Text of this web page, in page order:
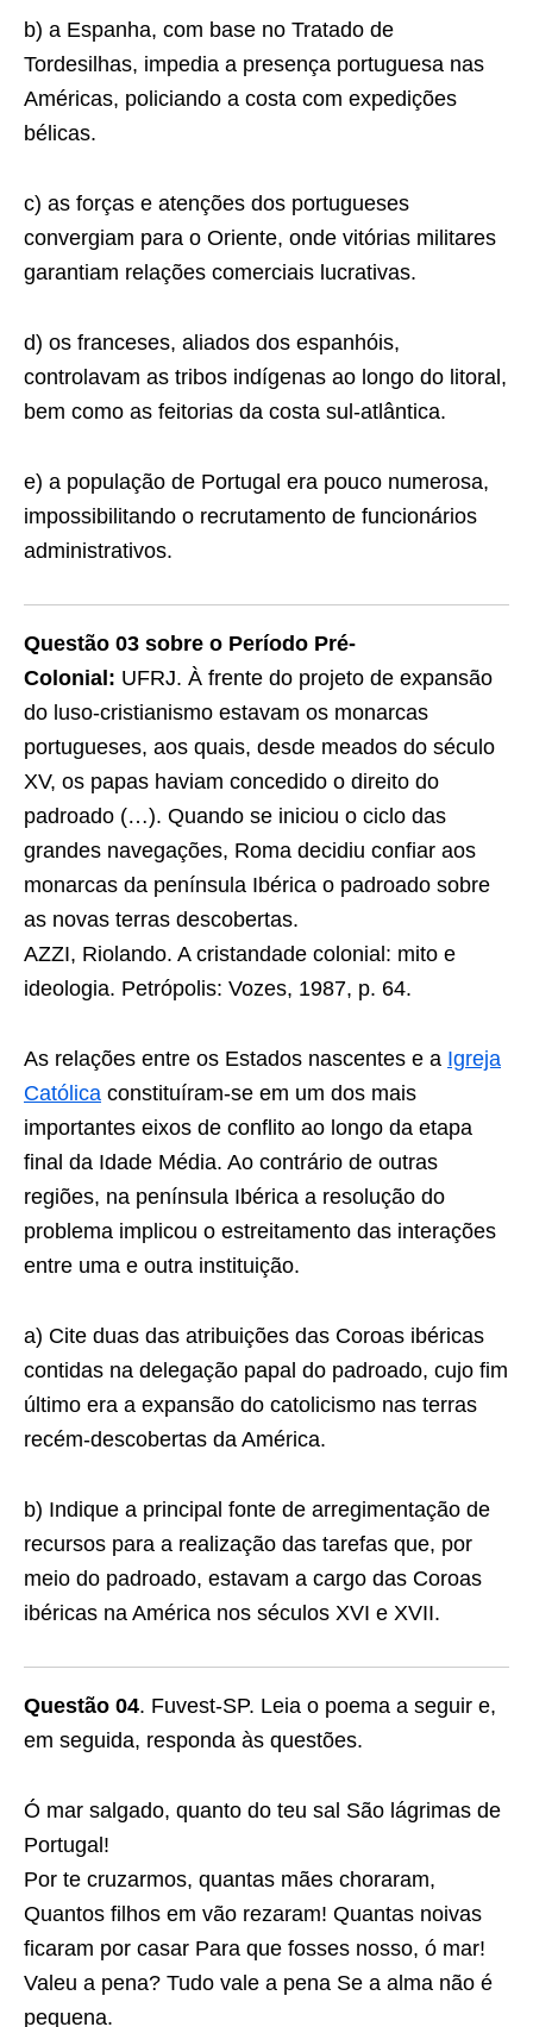
b) a Espanha, com base no Tratado de
Tordesilhas, impedia a presença portuguesa nas
Américas, policiando a costa com expedições
bélicas.
c) as forças e atenções dos portugueses
convergiam para o Oriente, onde vitórias militares
garantiam relações comerciais lucrativas.
d) os franceses, aliados dos espanhóis,
controlavam as tribos indígenas ao longo do litoral,
bem como as feitorias da costa sul-atlântica.
e) a população de Portugal era pouco numerosa,
impossibilitando o recrutamento de funcionários
administrativos.
Questão 03 sobre o Período Pré-
Colonial: UFRJ. À frente do projeto de expansão
do luso-cristianismo estavam os monarcas
portugueses, aos quais, desde meados do século
XV, os papas haviam concedido o direito do
padroado (…). Quando se iniciou o ciclo das
grandes navegações, Roma decidiu confiar aos
monarcas da península Ibérica o padroado sobre
as novas terras descobertas.
AZZI, Riolando. A cristandade colonial: mito e
ideologia. Petrópolis: Vozes, 1987, p. 64.
As relações entre os Estados nascentes e a Igreja
Católica constituíram-se em um dos mais
importantes eixos de conflito ao longo da etapa
final da Idade Mé­dia. Ao contrário de outras
regiões, na península Ibérica a resolução do
problema implicou o estreitamento das interações
entre uma e outra instituição.
a) Cite duas das atribuições das Coroas ibéricas
contidas na delegação papal do padroado, cujo fim
último era a expansão do catolicismo nas terras
recém-descobertas da América.
b) Indique a principal fonte de arregimentação de
recursos para a realização das tarefas que, por
meio do padroado, estavam a cargo das Coroas
ibéricas na América nos séculos XVI e XVII.
Questão 04. Fuvest-SP. Leia o poema a seguir e,
em seguida, responda às questões.
Ó mar salgado, quanto do teu sal São lágrimas de
Portugal!
Por te cruzarmos, quantas mães choraram,
Quantos filhos em vão rezaram! Quantas noivas
ficaram por casar Para que fosses nosso, ó mar!
Valeu a pena? Tudo vale a pena Se a alma não é
pequena.